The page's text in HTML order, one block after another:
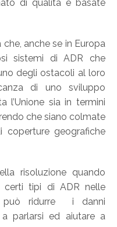
di qualità e basate
anche se in Europa
sistemi di ADR che
degli ostacoli al loro
di uno sviluppo
l’Unione sia in termini
che siano colmate
geografiche
risoluzione quando
certi tipi di ADR nelle
può ridurre i danni
parlarsi ed aiutare a